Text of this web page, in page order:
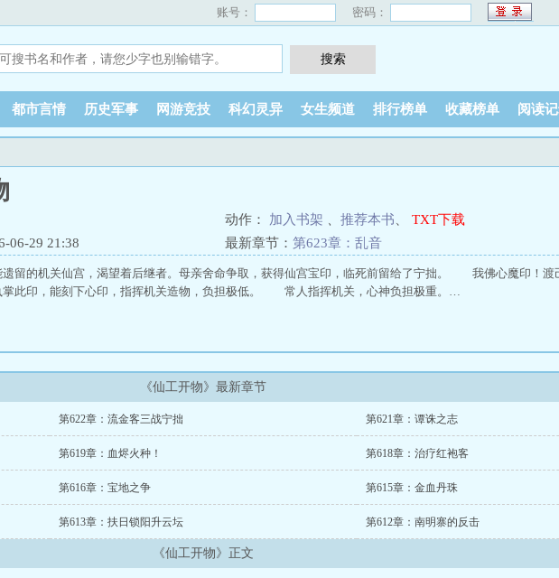
账号： 密码：
都市言情 历史军事 网游竞技 科幻灵异 女生频道 排行榜单 收藏榜单 阅读
动作： 加入书架 推荐本书
TXT下载
06-29 21:38
最新章节： 第623章：乱音
遗留的机关仙宫，渴望着后继者。母亲舍命争取，获得仙宫宝印，临死前留给了宁拙。 我佛心魔印！渡
掌此印，能刻下心印，指挥机关造物，负担极低。 常人指挥机关，心神负担极重。…
《仙工开物》最新章节
第622章：流金客三战宁拙 第621章：谭诛之志
第619章：血烬火种！ 第618章：治疗红袍客
第616章：宝地之争 第615章：金血丹珠
第613章：扶日锁阳升云坛 第612章：南明寨的反击
《仙工开物》正文